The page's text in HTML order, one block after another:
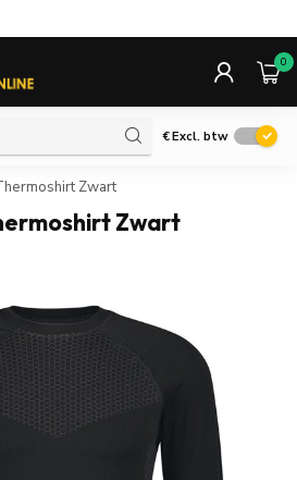
0
€Excl. btw
Zwart
Zwart